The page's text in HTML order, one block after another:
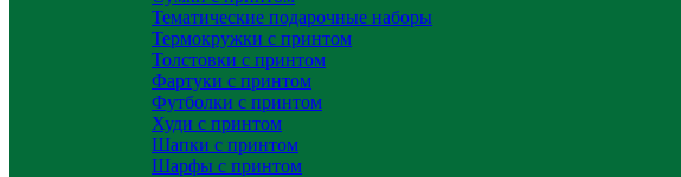
Тематические подарочные наборы
Термокружки с принтом
Толстовки с принтом
Фартуки с принтом
Футболки с принтом
Худи с принтом
Шапки с принтом
Шарфы с принтом